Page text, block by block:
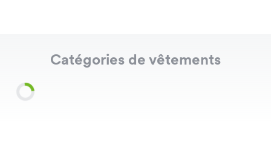
Catégories de vêtements